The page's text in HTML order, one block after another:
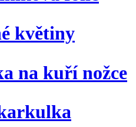
květiny
na kuří nožce